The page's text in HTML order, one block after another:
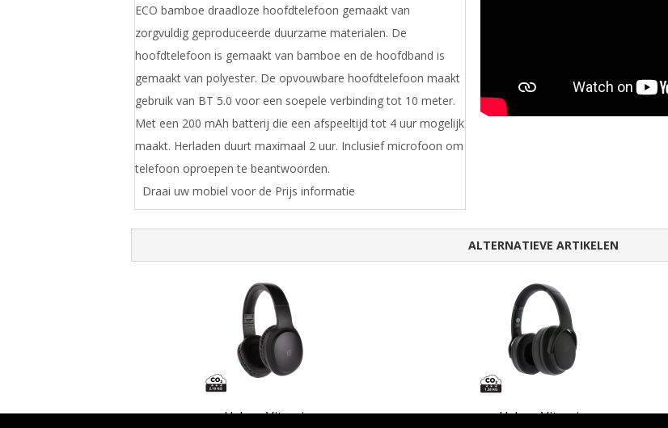
ECO bamboe draadloze hoofdtelefoon gemaakt van
zorgvuldig geproduceerde duurzame materialen. De
hoofdtelefoon is gemaakt van bamboe en de hoofdband is
gemaakt van polyester. De opvouwbare hoofdtelefoon maakt
gebruik van BT 5.0 voor een soepele verbinding tot 10 meter.
Met een 200 mAh batterij die een afspeeltijd tot 4 uur mogelijk
maakt. Herladen duurt maximaal 2 uur. Inclusief microfoon om
telefoon oproepen te beantwoorden.
Draai uw mobiel voor de Prijs informatie
ALTERNATIEVE ARTIKELEN
Urban Vitamin Urban Vitamin